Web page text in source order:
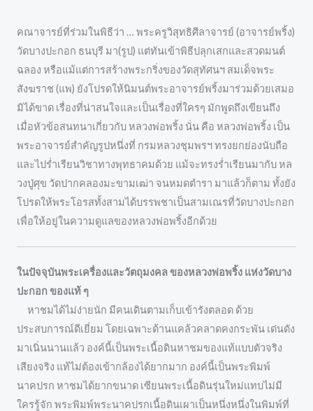
คณาจารย์ที่ร่วมในพิธีว่า … พระครูวิสุทธิศีลาจารย์ (อาจารย์พริ้ง)
วัดบางปะกอก ธนบุรี มา(รูป) แต่ทันเข้าพิธีปลุกเสกและสวดมนต์
ฉลอง หรือแม้แต่การสร้างพระกริ่งของวัดสุทัศนฯ สมเด็จพระ
สังฆราช (แพ) ยังโปรดให้นิมนต์พระอาจารย์พริ้งมาร่วมด้วยเสมอ
มิได้ขาด เรื่องที่น่าสนใจและเป็นเรื่องที่ใครๆ มักพูดถึงเขียนถึง
เมื่อหัวข้อสนทนาเกี่ยวกับ หลวงพ่อพริ้ง นั่น คือ หลวงพ่อพริ้ง เป็น
พระอาจารย์สำคัญรูปหนึ่งที่ กรมหลวงชุมพรฯ ทรงยกย่องนับถือ
และไปร่ำเรียนวิชาทางพุทธาคมด้วย แม้จะทรงร่ำเรียนมากับ หล
วงปู่ศุข วัดปากคลองมะขามเฒ่า จนหมดตำรา มาแล้วก็ตาม ทั้งยัง
โปรดให้พระโอรสทั้งสามได้บรรพชาเป็นสามเณรที่วัดบางปะกอก
เพื่อให้อยู่ในความดูแลของหลวงพ่อพริ้งอีกด้วย
ในปัจจุบันพระเครื่องและวัตถุมงคล ของหลวงพ่อพริ้ง แห่งวัดบาง
ปะกอก ของแท้ ๆ
หาชมได้ไม่ง่ายนัก มีคนเดินตามเก็บเข้ารังตลอด ด้วย
ประสบการณ์ดีเยี่ยม โดยเฉพาะด้านแคล้วคลาดคงกระพัน เด่นดัง
มาเนิ่นนานแล้ว องค์นี้เป็นพระเนื้อดินหาชมของแท้แบบตัวจริง
เสียงจริง แท้ไม่ต้องเข้ากล้องได้ยากมาก องค์นี้เป็นพระพิมพ์
นาคปรก หาชมได้ยากขนาด เซียนพระเนื้อดินรุ่นใหม่แทบไม่มี
ใครรู้จัก พระพิมพ์พระนาคปรกเนื้อดินเผาเป็นหนึ่งหนึ่งในพิมพ์ที่